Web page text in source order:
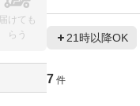
21時以降OK
7 件
届けても
らう